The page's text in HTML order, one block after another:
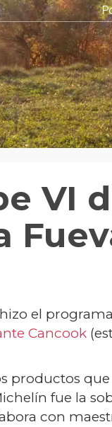
VI
el programa
Cancook
productos
fue la
con